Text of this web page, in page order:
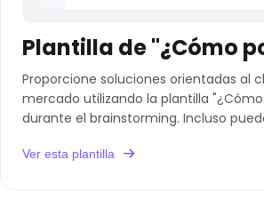
Proporcione soluciones orientadas al
mercado utilizando la plantilla
durante el brainstorming. Incluso
equipo.
Ver esta plantilla